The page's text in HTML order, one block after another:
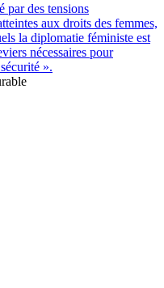
par des tensions
aux droits des femmes,
la diplomatie féministe est
nécessaires pour
».